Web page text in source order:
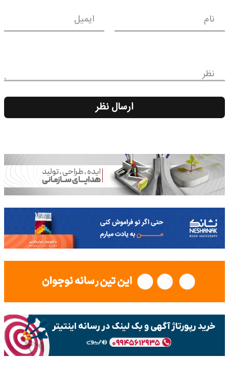
نام ایمیل
نظر
ارسال نظر